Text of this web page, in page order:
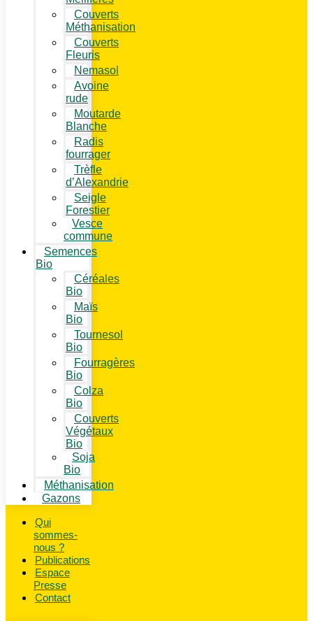
Couverts
Méthanisation
Couverts
Fleuris
Nemasol
Avoine
rude
Moutarde
Blanche
Radis
fourrager
Trèfle
d’Alexandrie
Seigle
Forestier
Vesce
commune
Semences
Bio
Céréales
Bio
Maïs
Bio
Tournesol
Bio
Fourragères
Bio
Colza
Bio
Couverts
Végétaux
Bio
Soja
Bio
Méthanisation
Gazons
Qui
sommes-
nous ?
Publications
Espace
Presse
Contact